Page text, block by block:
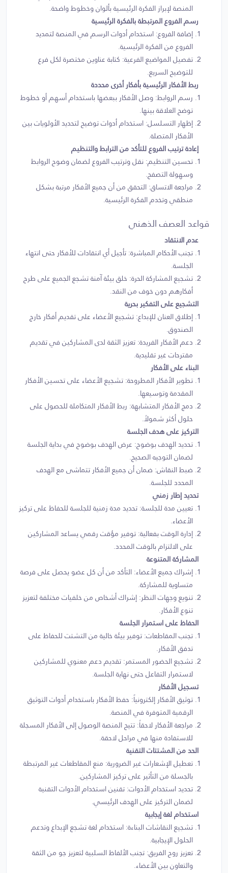
المنصة لإبراز الفكرة الرئيسية بألوان وخطوط واضحة.
رسم الفروع المرتبطة بالفكرة الرئيسية
إضافة الفروع: استخدام أدوات الرسم في المنصة لتمديد
الفروع من الفكرة الرئيسية.
تفصيل المواضيع الفرعية: كتابة عناوين مختصرة لكل فرع
للتوضيح السريع.
ربط الأفكار الرئيسية بأفكار أخرى محددة
رسم الروابط: وصل الأفكار ببعضها باستخدام أسهم أو خطوط
توضح العلاقة بينها.
إظهار التسلسل: استخدام أدوات توضيح لتحديد الأولويات بين
الأفكار المتصلة.
إعادة ترتيب الفروع للتأكد من الترابط والتنظيم
تحسين التنظيم: نقل وترتيب الفروع لضمان وضوح الروابط
وسهولة التصفح.
مراجعة الاتساق: التحقق من أن جميع الأفكار مرتبة بشكل
منطقي وتخدم الفكرة الرئيسية.
قواعد العصف الذهني
عدم الانتقاد
تجنب الأحكام المباشرة: تأجيل أي انتقادات للأفكار حتى انتهاء
الجلسة.
تشجيع المشاركة الحرة: خلق بيئة آمنة تشجع الجميع على طرح
أفكارهم دون خوف من النقد.
التشجيع على التفكير بحرية
إطلاق العنان للإبداع: تشجيع الأعضاء على تقديم أفكار خارج
الصندوق.
دعم الأفكار الفريدة: تعزيز الثقة لدى المشاركين في تقديم
مقترحات غير تقليدية.
البناء على الأفكار
تطوير الأفكار المطروحة: تشجيع الأعضاء على تحسين الأفكار
المقدمة وتوسيعها.
دمج الأفكار المتشابهة: ربط الأفكار المتكاملة للحصول على
حلول أكثر شمولاً.
التركيز على هدف الجلسة
تحديد الهدف بوضوح: عرض الهدف بوضوح في بداية الجلسة
لضمان التوجيه الصحيح.
ضبط النقاش: ضمان أن جميع الأفكار تتماشى مع الهدف
المحدد للجلسة.
تحديد إطار زمني
تعيين مدة للجلسة: تحديد مدة زمنية للجلسة للحفاظ على تركيز
الأعضاء.
إدارة الوقت بفعالية: توفير مؤقت رقمي يساعد المشاركين
على الالتزام بالوقت المحدد.
المشاركة المتنوعة
إشراك جميع الأعضاء: التأكد من أن كل عضو يحصل على فرصة
متساوية للمشاركة.
تنويع وجهات النظر: إشراك أشخاص من خلفيات مختلفة لتعزيز
تنوع الأفكار.
الحفاظ على استمرار الجلسة
تجنب المقاطعات: توفير بيئة خالية من التشتت للحفاظ على
تدفق الأفكار.
تشجيع الحضور المستمر: تقديم دعم معنوي للمشاركين
لاستمرار التفاعل حتى نهاية الجلسة.
تسجيل الأفكار
توثيق الأفكار إلكترونياً: حفظ الأفكار باستخدام أدوات التوثيق
الرقمية المتوفرة في المنصة.
مراجعة الأفكار لاحقاً: تتيح المنصة الوصول إلى الأفكار المسجلة
للاستفادة منها في مراحل لاحقة.
الحد من المشتتات التقنية
تعطيل الإشعارات غير الضرورية: منع المقاطعات غير المرتبطة
بالجسلة من التأثير على تركيز المشاركين.
تحديد استخدام الأدوات: تقنين استخدام الأدوات التقنية
لضمان التركيز على الهدف الرئيسي.
استخدام لغة إيجابية
تشجيع النقاشات البناءة: استخدام لغة تشجع الإبداع وتدعم
الحلول الإيجابية.
تعزيز روح الفريق: تجنب الألفاظ السلبية لتعزيز جو من الثقة
والتعاون بين الأعضاء.